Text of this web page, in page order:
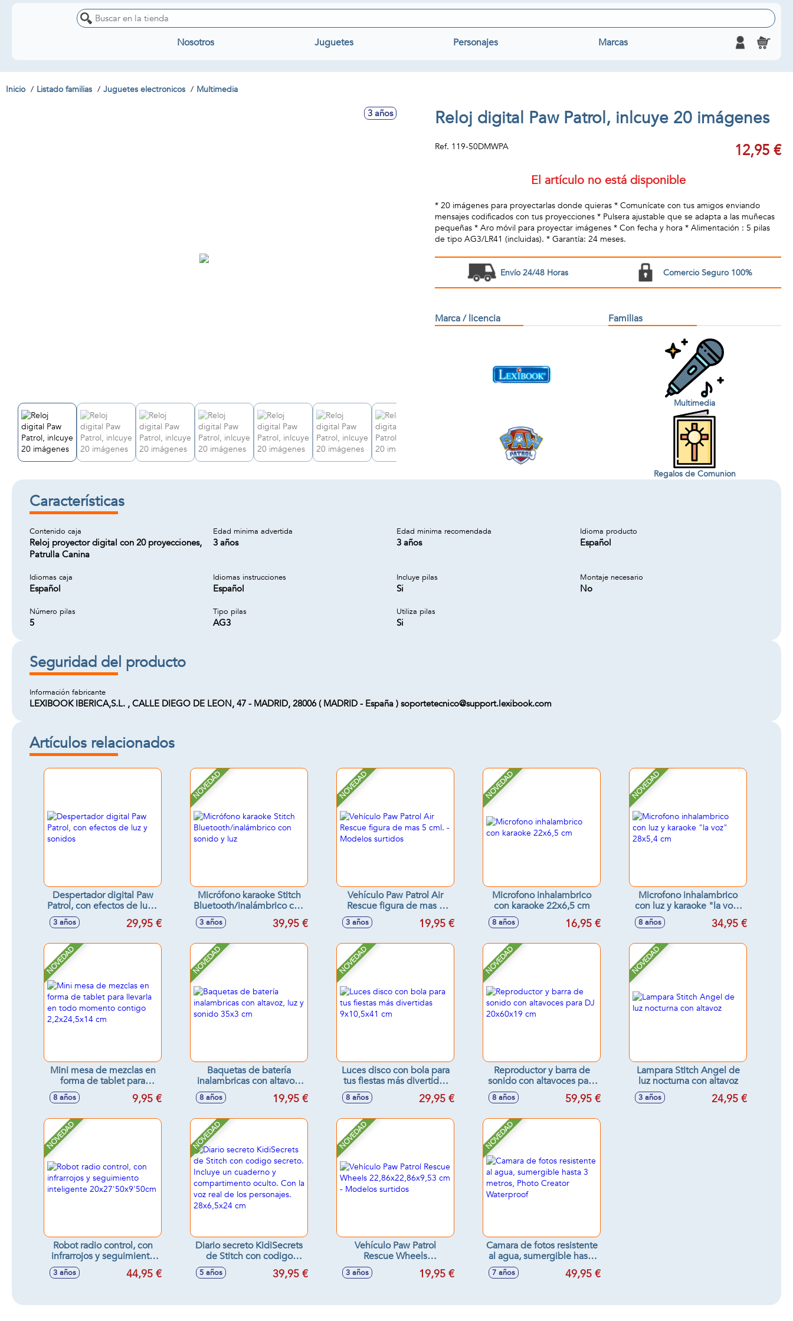
Nosotros Juguetes Personajes Marcas
Inicio Listado familias Juguetes electronicos Multimedia
3 años Reloj digital Paw Patrol, inlcuye 20 imágenes
Ref. 119-50DMWPA 12,95 €
El artículo no está disponible
* 20 imágenes para proyectarlas donde quieras * Comunícate con tus amigos enviando
mensajes codificados con tus proyecciones * Pulsera ajustable que se adapta a las muñecas
pequeñas * Aro móvil para proyectar imágenes * Con fecha y hora * Alimentación : 5 pilas
de tipo AG3/LR41 (incluidas). * Garantía: 24 meses.
Envío 24/48 Horas Comercio Seguro 100%
Marca / licencia Familias
Multimedia
Regalos de Comunion
Características
Contenido caja
Reloj proyector digital con 20 proyecciones,
Patrulla Canina
Edad minima advertida
3 años
Edad minima recomendada
3 años
Idioma producto
Español
Idiomas caja
Español
Idiomas instrucciones
Español
Incluye pilas
Si
Montaje necesario
No
Número pilas
5
Tipo pilas
AG3
Utiliza pilas
Si
Seguridad del producto
Información fabricante
LEXIBOOK IBERICA,S.L. , CALLE DIEGO DE LEON, 47 - MADRID, 28006 ( MADRID - España ) soportetecnico@support.lexibook.com
Artículos relacionados
Despertador digital Paw
Patrol, con efectos de luz y
3 años 29,95 €
NOVEDAD
Micrófono karaoke Stitch
Bluetooth/inalámbrico con
sonido y luz
3 años 39,95 €
NOVEDAD
Vehículo Paw Patrol Air
Rescue figura de mas 5
cml. - Modelos surtidos
3 años 19,95 €
NOVEDAD
Microfono inhalambrico
con karaoke 22x6,5 cm
8 años 16,95 €
NOVEDAD
Microfono inhalambrico
con luz y karaoke "la voz"
8 años 34,95 €
NOVEDAD
Mini mesa de mezclas en
forma de tablet para
llevarla en todo momento
contigo 2,2x24,5x14 cm
8 años 9,95 €
NOVEDAD
Baquetas de batería
inalambricas con altavoz,
luz y sonido 35x3 cm
8 años 19,95 €
NOVEDAD
Luces disco con bola para
tus fiestas más divertidas
9x10,5x41 cm
8 años 29,95 €
NOVEDAD
Reproductor y barra de
sonido con altavoces para
DJ 20x60x19 cm
8 años 59,95 €
NOVEDAD
Lampara Stitch Angel de
luz nocturna con altavoz
3 años 24,95 €
NOVEDAD
Robot radio control, con
infrarrojos y seguimiento
20x27'50x9'50cm
3 años 44,95 €
NOVEDAD
Diario secreto KidiSecrets
de Stitch con codigo
secreto. Incluye un
cuaderno y
personajes. 28x6,5x24 cm
5 años 39,95 €
NOVEDAD
Vehículo Paw Patrol
Rescue Wheels
22,86x22,86x9,53 cm -
Modelos surtidos
3 años 19,95 €
NOVEDAD
Camara de fotos resistente
al agua, sumergible hasta
3 metros, Photo Creator
Waterproof
7 años 49,95 €